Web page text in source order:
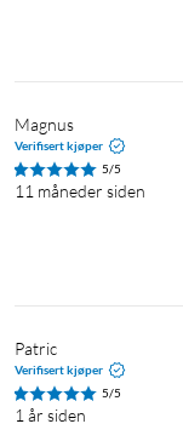
Magnus
Verifisert kjøper
5/5
11 måneder siden
Patric
Verifisert kjøper
5/5
1 år siden